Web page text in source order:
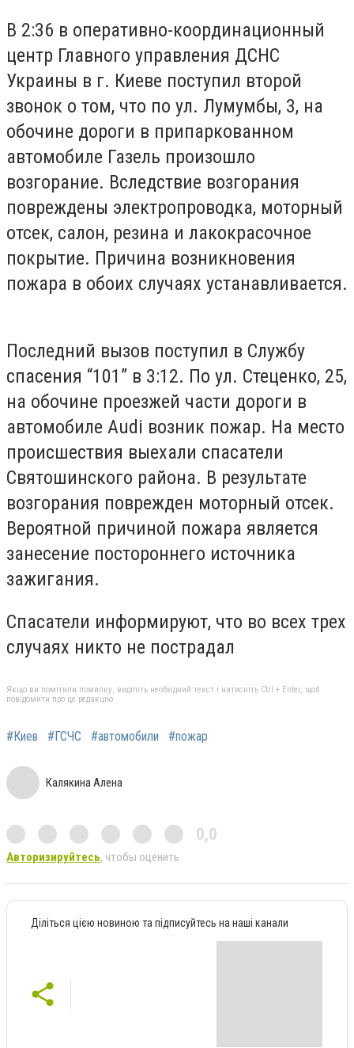
В 2:36 в оперативно-координационный
центр Главного управления ДСНС
Украины в г. Киеве поступил второй
звонок о том, что по ул. Лумумбы, 3, на
обочине дороги в припаркованном
автомобиле Газель произошло
возгорание. Вследствие возгорания
повреждены электропроводка, моторный
отсек, салон, резина и лакокрасочное
покрытие. Причина возникновения
пожара в обоих случаях устанавливается.
Последний вызов поступил в Службу
спасения “101” в 3:12. По ул. Стеценко, 25,
на обочине проезжей части дороги в
автомобиле Audi возник пожар. На место
происшествия выехали спасатели
Святошинского района. В результате
возгорания поврежден моторный отсек.
Вероятной причиной пожара является
занесение постороннего источника
зажигания.
Спасатели информируют, что во всех трех
случаях никто не пострадал
Якщо ви помітили помилку, виділіть необхідний текст і натисніть Ctrl + Enter, щоб
повідомити про це редакцію
#Киев #ГСЧС #автомобили #пожар
Калякина Алена
0,0
Авторизируйтесь, чтобы оценить
Діліться цією новиною та підписуйтесь на наші канали